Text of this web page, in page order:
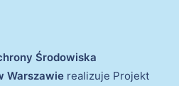
Środowiska
Warszawie realizuje Projekt